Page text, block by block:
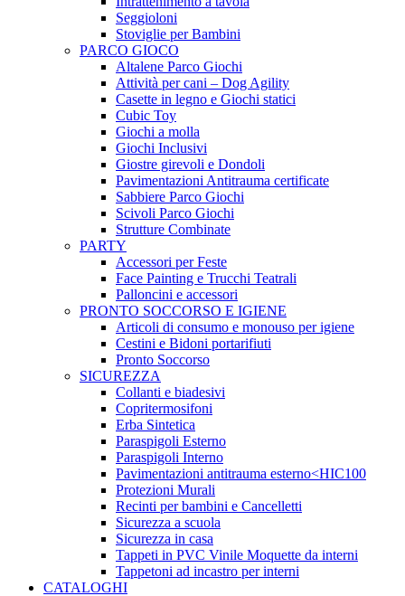
Seggioloni
Stoviglie per Bambini
PARCO GIOCO
Altalene Parco Giochi
Attività per cani – Dog Agility
Casette in legno e Giochi statici
Cubic Toy
Giochi a molla
Giochi Inclusivi
Giostre girevoli e Dondoli
Pavimentazioni Antitrauma certificate
Sabbiere Parco Giochi
Scivoli Parco Giochi
Strutture Combinate
PARTY
Accessori per Feste
Face Painting e Trucchi Teatrali
Palloncini e accessori
PRONTO SOCCORSO E IGIENE
Articoli di consumo e monouso per igiene
Cestini e Bidoni portarifiuti
Pronto Soccorso
SICUREZZA
Collanti e biadesivi
Copritermosifoni
Erba Sintetica
Paraspigoli Esterno
Paraspigoli Interno
Pavimentazioni antitrauma esterno<HIC100
Protezioni Murali
Recinti per bambini e Cancelletti
Sicurezza a scuola
Sicurezza in casa
Tappeti in PVC Vinile Moquette da interni
Tappetoni ad incastro per interni
CATALOGHI